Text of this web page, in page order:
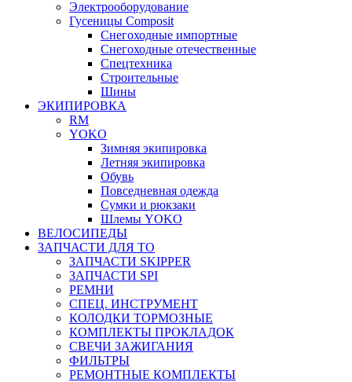
Электрооборудование
Гусеницы Composit
Снегоходные импортные
Снегоходные отечественные
Спецтехника
Строительные
Шины
ЭКИПИРОВКА
RM
YOKO
Зимняя экипировка
Летняя экипировка
Обувь
Повседневная одежда
Сумки и рюкзаки
Шлемы YOKO
ВЕЛОСИПЕДЫ
ЗАПЧАСТИ ДЛЯ ТО
ЗАПЧАСТИ SKIPPER
ЗАПЧАСТИ SPI
РЕМНИ
СПЕЦ. ИНСТРУМЕНТ
КОЛОДКИ ТОРМОЗНЫЕ
КОМПЛЕКТЫ ПРОКЛАДОК
СВЕЧИ ЗАЖИГАНИЯ
ФИЛЬТРЫ
РЕМОНТНЫЕ КОМПЛЕКТЫ